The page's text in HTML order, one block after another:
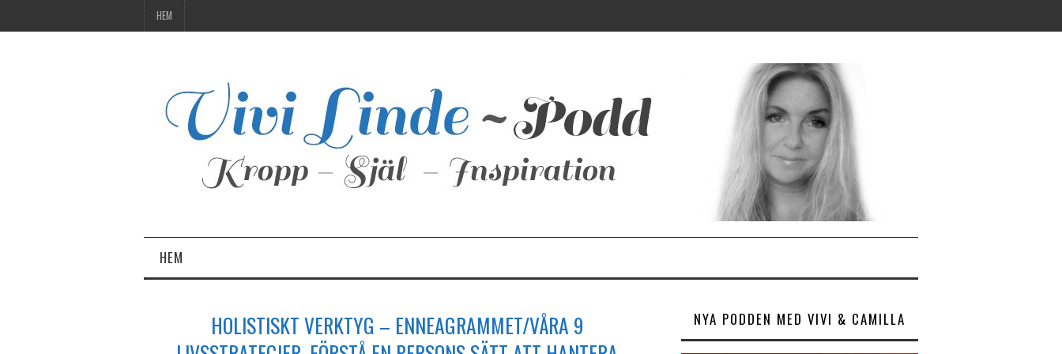
HEM
HEM
HOLISTISKT VERKTYG – ENNEAGRAMMET/VÅRA 9
NYA PODDEN MED VIVI & CAMILLA